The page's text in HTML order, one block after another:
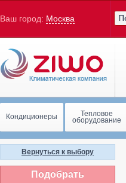
Ваш город: Москва
Кондиционеры Тепловое
оборудование
Вернуться к выбору
Подобрать